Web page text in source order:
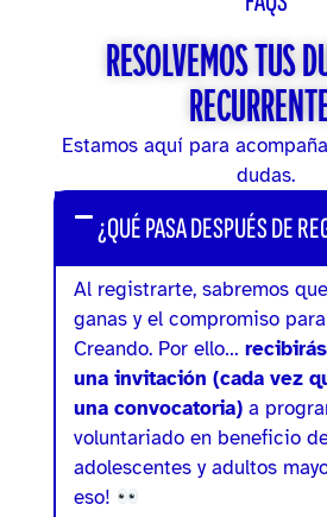
RESOLVEMOS TUS
Estamos aquí para
dudas.
¿QUÉ PASA DESPUÉS DE
Al registrarte, sabremos
ganas y el compromiso
Creando. Por ello…
una invitación (cada vez
una convocatoria)a
voluntariado en beneficio
adolescentes y adultos
eso!